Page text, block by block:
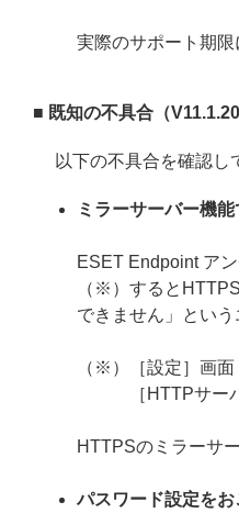
実際のサポート期限
■ 既知の不具合（
以下の不具合を確認し
ミラーサーバー機
ESET Endpoint ア
（※）すると
できません」という
（※）［設定］画
［HTTPサー
HTTPSのミラーサ
パスワード設定を